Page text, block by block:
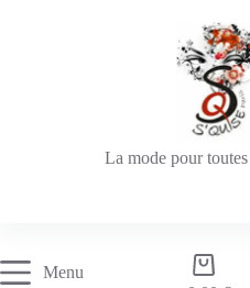
La mode pour
Menu